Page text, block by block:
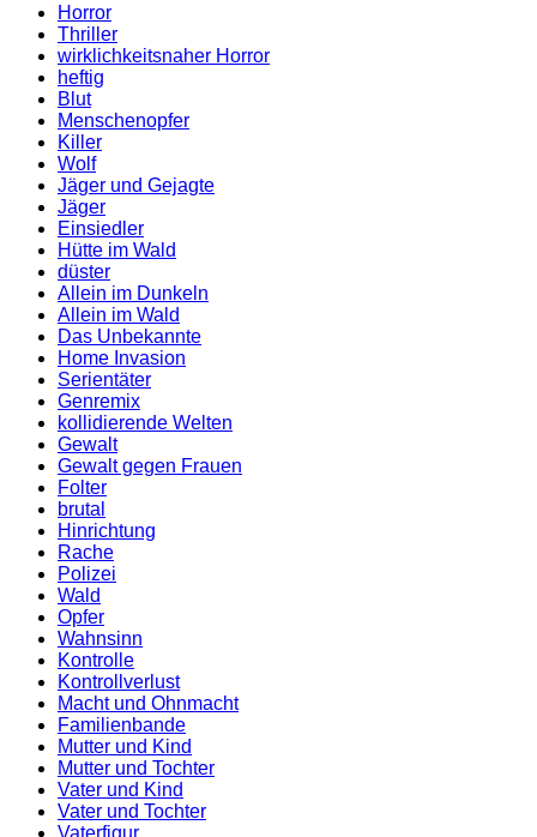
Horror
Thriller
wirklichkeitsnaher Horror
heftig
Blut
Menschenopfer
Killer
Wolf
Jäger und Gejagte
Jäger
Einsiedler
Hütte im Wald
düster
Allein im Dunkeln
Allein im Wald
Das Unbekannte
Home Invasion
Serientäter
Genremix
kollidierende Welten
Gewalt
Gewalt gegen Frauen
Folter
brutal
Hinrichtung
Rache
Polizei
Wald
Opfer
Wahnsinn
Kontrolle
Kontrollverlust
Macht und Ohnmacht
Familienbande
Mutter und Kind
Mutter und Tochter
Vater und Kind
Vater und Tochter
Vaterfigur